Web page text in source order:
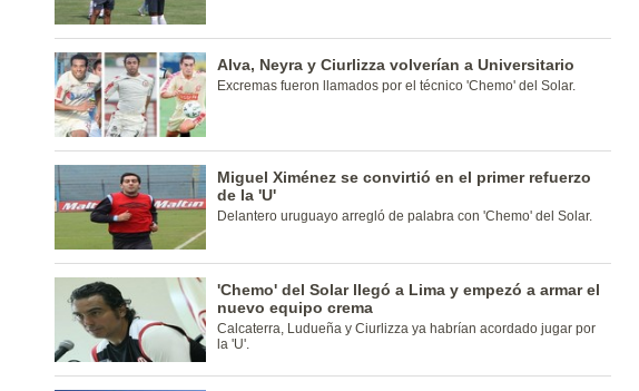
Alva, Neyra y Ciurlizza volverían a Universitario
Excremas fueron llamados por el técnico 'Chemo' del Solar.
Miguel Ximénez se convirtió en el primer refuerzo
de la 'U'
Delantero uruguayo arregló de palabra con 'Chemo' del Solar.
'Chemo' del Solar llegó a Lima y empezó a armar el
nuevo equipo crema
Calcaterra, Ludueña y Ciurlizza ya habrían acordado jugar por
la 'U'.